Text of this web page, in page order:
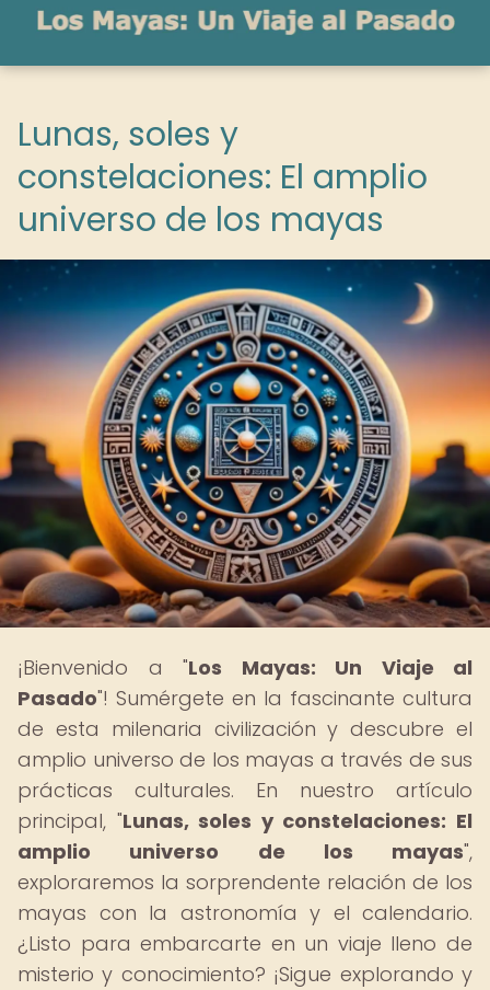
Lunas, soles y
constelaciones: El amplio
universo de los mayas
¡Bienvenido a "Los Mayas: Un Viaje al
Pasado"! Sumérgete en la fascinante cultura
de esta milenaria civilización y descubre el
amplio universo de los mayas a través de sus
prácticas culturales. En nuestro artículo
principal, "Lunas, soles y constelaciones: El
amplio universo de los mayas",
exploraremos la sorprendente relación de los
mayas con la astronomía y el calendario.
¿Listo para embarcarte en un viaje lleno de
misterio y conocimiento? ¡Sigue explorando y